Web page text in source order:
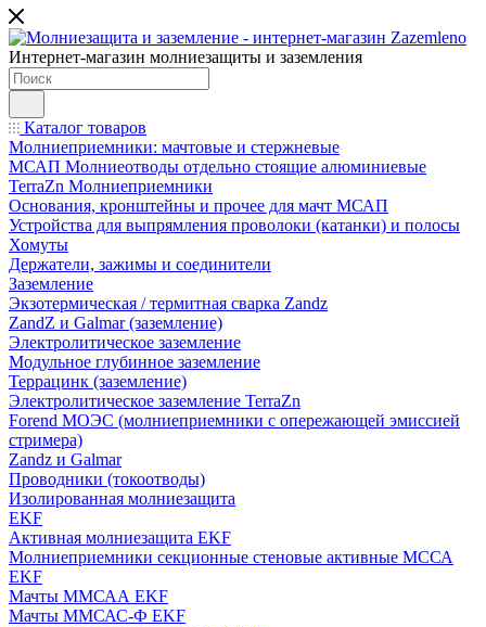
Интернет-магазин молниезащиты и заземления
Каталог товаров
Молниеприемники: мачтовые и стержневые
МСАП Молниеотводы отдельно стоящие алюминиевые
TerraZn Молниеприемники
Основания, кронштейны и прочее для мачт МСАП
Устройства для выпрямления проволоки (катанки) и полосы
Хомуты
Держатели, зажимы и соединители
Заземление
Экзотермическая / термитная сварка Zandz
ZandZ и Galmar (заземление)
Электролитическое заземление
Модульное глубинное заземление
Террацинк (заземление)
Электролитическое заземление TerraZn
Forend МОЭС (молниеприемники с опережающей эмиссией
стримера)
Zandz и Galmar
Проводники (токоотводы)
Изолированная молниезащита
EKF
Активная молниезащита EKF
Молниеприемники секционные стеновые активные МССА
EKF
Мачты ММСАА EKF
Мачты ММСАС-Ф EKF